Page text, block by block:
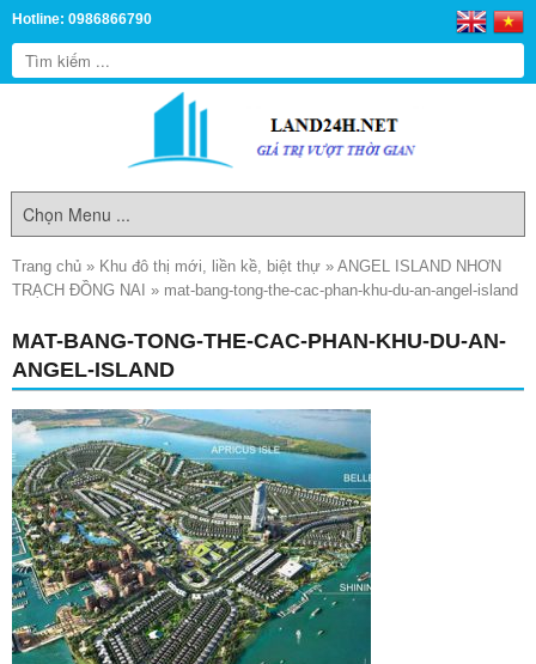
Hotline: 0986866790
Trang chủ » Khu đô thị mới, liền kề, biệt thự » ANGEL ISLAND NHƠN
TRẠCH ĐỒNG NAI » mat-bang-tong-the-cac-phan-khu-du-an-angel-island
MAT-BANG-TONG-THE-CAC-PHAN-KHU-DU-AN-
ANGEL-ISLAND